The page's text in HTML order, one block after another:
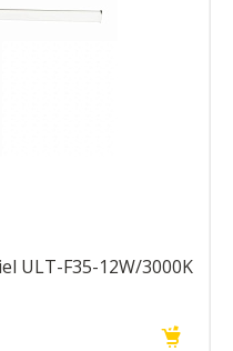
ULT-F35-12W/3000K